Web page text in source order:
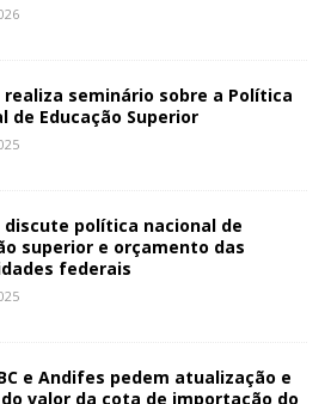
seminário sobre a Política
de Educação Superior
política nacional de
superior e orçamento das
federais
e Andifes pedem atualização e
valor da cota de importação do